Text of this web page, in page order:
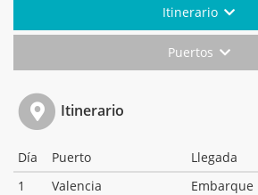
Itinerario
Puertos
Itinerario
Día Puerto Llegada
1
Valencia Embarque